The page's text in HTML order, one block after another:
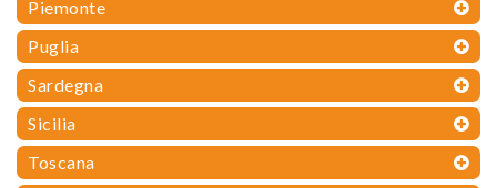
Piemonte
Puglia
Sardegna
Sicilia
Toscana